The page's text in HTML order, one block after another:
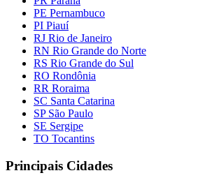
PE Pernambuco
PI Piauí
RJ Rio de Janeiro
RN Rio Grande do Norte
RS Rio Grande do Sul
RO Rondônia
RR Roraima
SC Santa Catarina
SP São Paulo
SE Sergipe
TO Tocantins
Principais Cidades